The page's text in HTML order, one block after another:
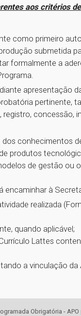
aos critérios
como primeiro
submetida
formalmente a
apresentação
pertinente,
concessão,
dos conhecimentos
produtos
de gestão ou
à
realizada
quando aplicável;
Lattes
a vinculação
Obrigatória -